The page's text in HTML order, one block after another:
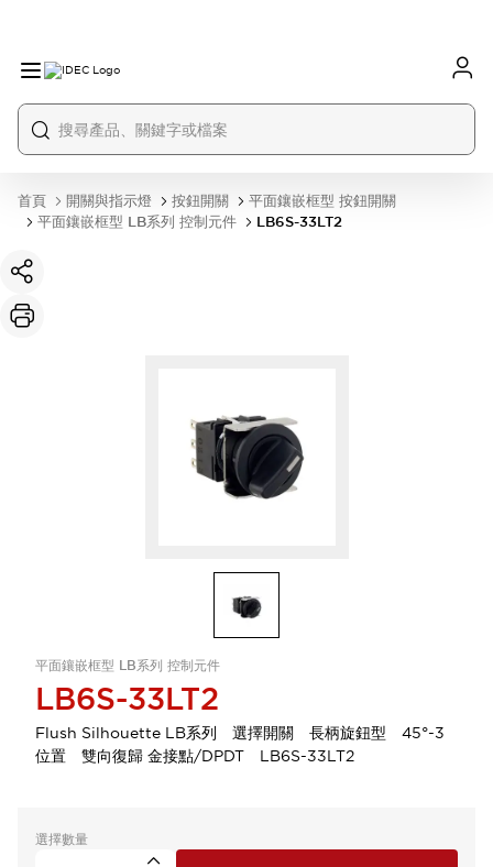
首頁 開關與指示燈 按鈕開關
平面鑲嵌框型 按鈕開關
平面鑲嵌框型 LB系列 控制元件
LB6S-33LT2
平面鑲嵌框型 LB系列 控制元件
LB6S-33LT2
Flush Silhouette LB系列 選擇開關 長柄旋鈕型 45°-3
位置 雙向復歸 金接點/DPDT LB6S-33LT2
選擇數量